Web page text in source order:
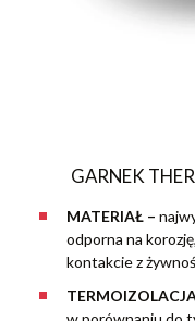
GARNEK
MATERIAŁ –
odporna na
kontakcie z